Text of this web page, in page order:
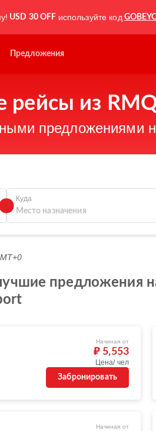
USD 30 OFF используйте код
Предложения
из
предложениями
Куда
предложения
Начиная от
₽ 5,553
Цена/ чел
Забронировать
Начиная от